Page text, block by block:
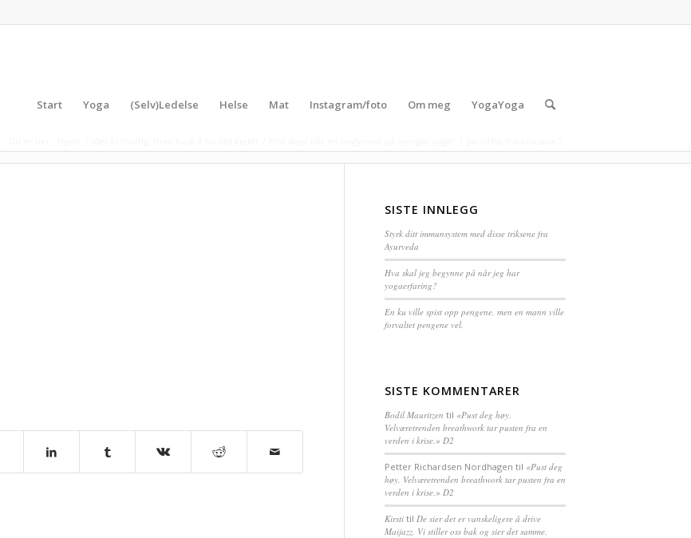
Start Yoga (Selv)Ledelse Helse Mat Instagram/foto Om meg YogaYoga
SISTE INNLEGG
Styrk ditt immunsystem med disse triksene fra
Ayurveda
Hva skal jeg begynne på når jeg har
yogaerfaring?
En ku ville spist opp pengene, men en mann ville
forvaltet pengene vel.
SISTE KOMMENTARER
Bodil Mauritzen til «Pust deg høy.
Velværetrenden breathwork tar pusten fra en
verden i krise.» D2
Petter Richardsen Nordhagen til «Pust deg
høy. Velværetrenden breathwork tar pusten fra en
verden i krise.» D2
Kirstitil De sier det er vanskeligere å drive
Maijazz. Vi stiller oss bak og sier det samme.